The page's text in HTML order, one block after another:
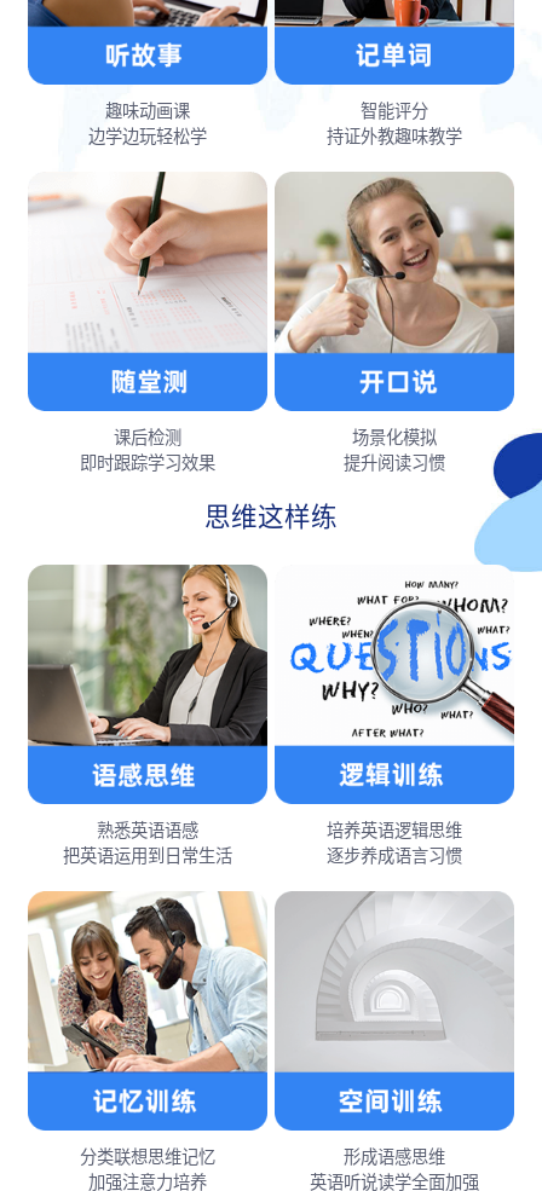
趣味动画课
边学边玩轻松学
智能评分
持证外教趣味教学
课后检测
即时跟踪学习效果
场景化模拟
提升阅读习惯
思维这样练
熟悉英语语感
把英语运用到日常生活
培养英语逻辑思维
逐步养成语言习惯
分类联想思维记忆
加强注意力培养
形成语感思维
英语听说读学全面加强